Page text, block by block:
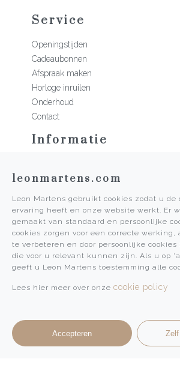
Service
Openingstijden
Cadeaubonnen
Afspraak maken
Horloge inruilen
Onderhoud
Contact
Informatie
Historie
Algemene voorwaarden
Privacy Policy
Pers
Leon Martens
Leon Martens Juwelier
leonmartens.com
Leon Martens gebruikt cookies zodat u de
ervaring heeft en onze website werkt. Er
gemaakt van standaard en persoonlijke
cookies zorgen voor een correcte werking,
te verbeteren en door persoonlijke
die voor u relevant kunnen zijn. Als u op
geeft u Leon Martens toestemming alle
Lees hier meer over onze cookie policy
Accepteren